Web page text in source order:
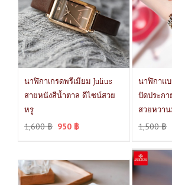
นาฬิกาเกรดพรีเมียม Julius
สายหนังสีน้ำตาล ดีไซน์สวย
หรู
1,600฿ 950 ฿
นาฬิกาแบ
ปัดประก
สวยหวา
1,500฿